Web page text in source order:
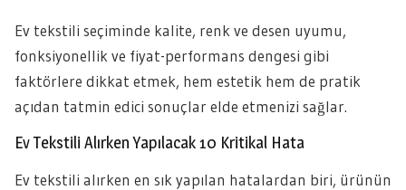
Ev tekstili seçiminde kalite, renk ve desen uyumu,
fonksiyonellik ve fiyat-performans dengesi gibi
faktörlere dikkat etmek, hem estetik hem de pratik
açıdan tatmin edici sonuçlar elde etmenizi sağlar.
Ev Tekstili Alırken Yapılacak 10 Kritikal Hata
Ev tekstili alırken en sık yapılan hatalardan biri, ürünün